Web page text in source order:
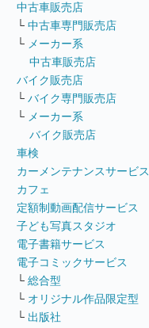
中古車販売店
└ 中古車専門販売店
└ メーカー系
中古車販売店
バイク販売店
└ バイク専門販売店
└ メーカー系
バイク販売店
車検
カーメンテナンスサービス
カフェ
定額制動画配信サービス
子ども写真スタジオ
電子書籍サービス
電子コミックサービス
└ 総合型
└ オリジナル作品限定型
└ 出版社